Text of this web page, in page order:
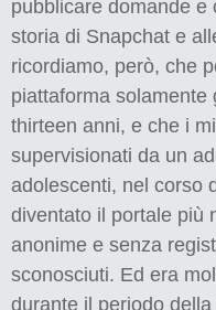
pubblicare domande e
storia di Snapchat e
ricordiamo, però, che
piattaforma solamente
thirteen anni, e che i
supervisionati da un
adolescenti, nel corso
diventato il portale più
anonime e senza
sconosciuti. Ed era
durante il periodo